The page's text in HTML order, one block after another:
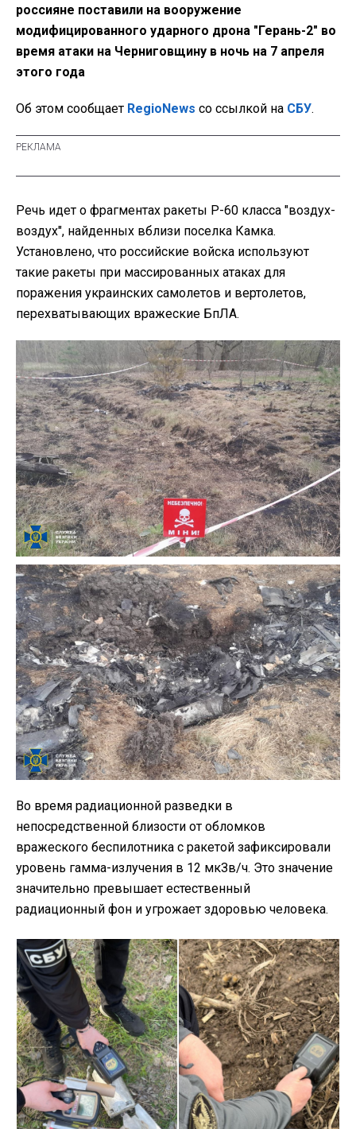
россияне поставили на вооружение
модифицированного ударного дрона "Герань-2" во
время атаки на Черниговщину в ночь на 7 апреля
этого года
Об этом сообщает RegioNews со ссылкой на СБУ.
Речь идет о фрагментах ракеты Р-60 класса "воздух-
воздух", найденных вблизи поселка Камка.
Установлено, что российские войска используют
такие ракеты при массированных атаках для
поражения украинских самолетов и вертолетов,
перехватывающих вражеские БпЛА.
Во время радиационной разведки в
непосредственной близости от обломков
вражеского беспилотника с ракетой зафиксировали
уровень гамма-излучения в 12 мкЗв/ч. Это значение
значительно превышает естественный
радиационный фон и угрожает здоровью человека.